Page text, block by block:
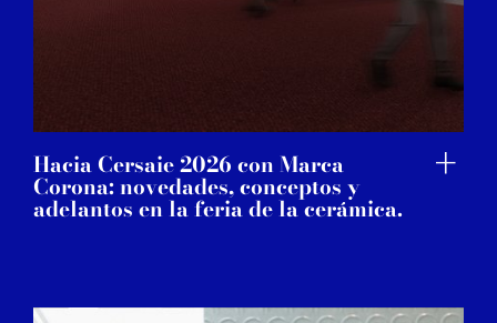
Hacia Cersaie 2026 con Marca
Corona: novedades, conceptos y
adelantos en la feria de la cerámica.